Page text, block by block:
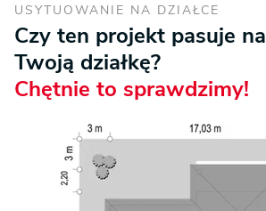
USYTUOWANIE NA DZIAŁCE
Czy ten projekt pasuje na
Twoją działkę?
Chętnie to sprawdzimy!